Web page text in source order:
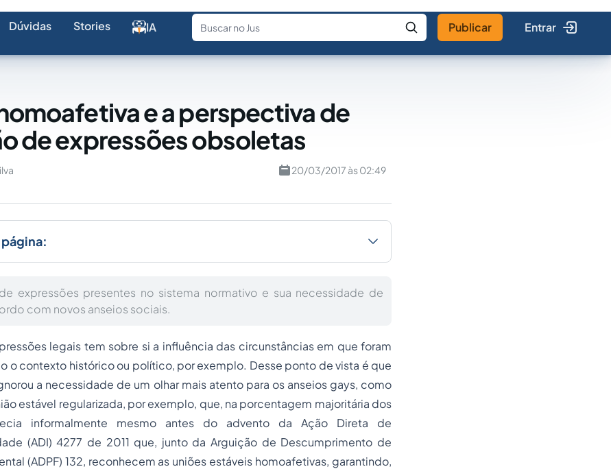
Dúvidas Stories IA
Fale com a IA Buscar no Jus
Publicar Entrar
e a perspectiva de
de expressões obsoletas
20/03/2017 às 02:49
página:
expressões presentes no sistema normativo e sua necessidade de
com novos anseios sociais.
legais tem sobre si a influência das circunstâncias em que foram
o contexto histórico ou político, por exemplo. Desse ponto de vista é que
a necessidade de um olhar mais atento para os anseios gays, como
estável regularizada, por exemplo, que, na porcentagem majoritária dos
informalmente mesmo antes do advento da Ação Direta de
(ADI) 4277 de 2011 que, junto da Arguição de Descumprimento de
(ADPF) 132, reconhecem as uniões estáveis homoafetivas, garantindo,